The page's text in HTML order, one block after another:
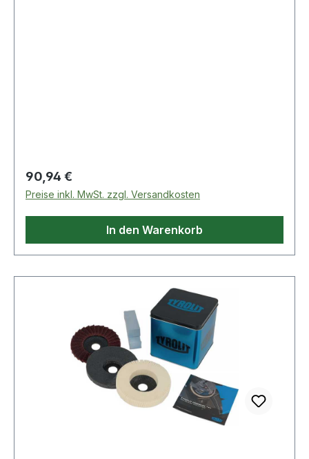
Regulärer Preis:
90,94 €
Preise inkl. MwSt. zzgl. Versandkosten
In den Warenkorb